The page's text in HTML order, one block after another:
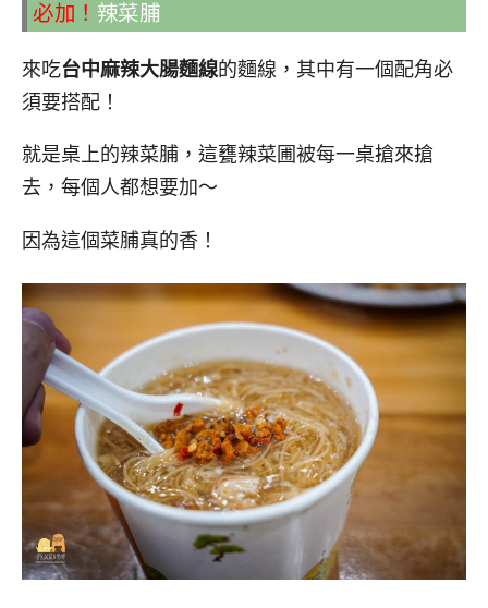
必加！ 辣菜脯
來吃台中麻辣大腸麵線的麵線，其中有一個配角必
須要搭配！
就是桌上的辣菜脯，這甕辣菜圃被每一桌搶來搶
去，每個人都想要加～
因為這個菜脯真的香！